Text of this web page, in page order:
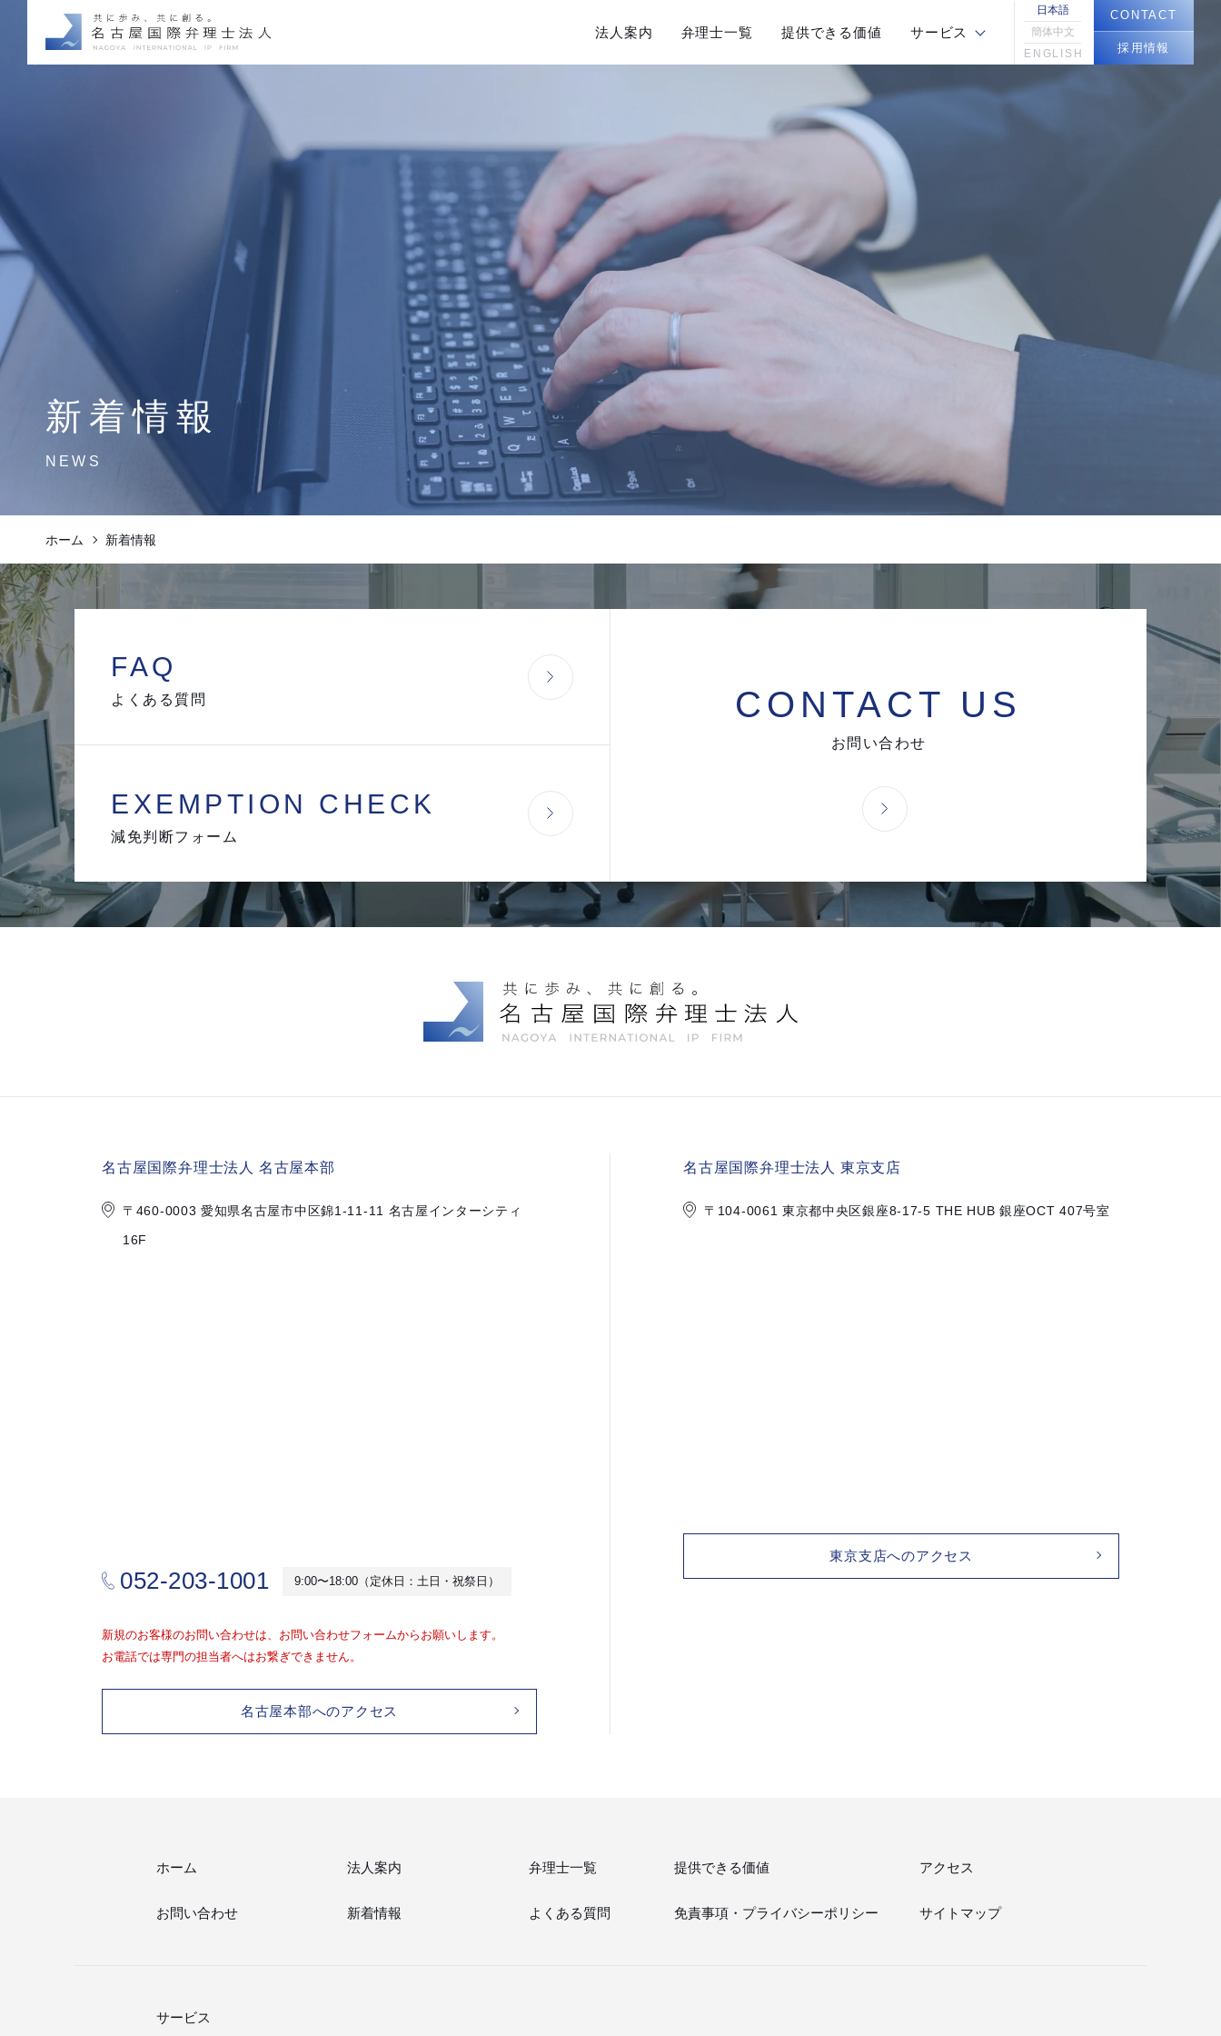
法人案内 弁理士一覧 提供できる価値 サービス
日本語
簡体中文
ENGLISH
CONTACT
採用情報
新着情報
NEWS
ホーム 新着情報
FAQ
よくある質問
EXEMPTION CHECK
減免判断フォーム
CONTACT US
お問い合わせ
名古屋国際弁理士法人 名古屋本部
〒460-0003 愛知県名古屋市中区錦1-11-11 名古屋インターシティ
16F
052-203-1001 9:00〜18:00（定休日：土日・祝祭日）
新規のお客様のお問い合わせは、お問い合わせフォームからお願いします。
お電話では専門の担当者へはお繋ぎできません。
名古屋本部へのアクセス
名古屋国際弁理士法人 東京支店
〒104-0061 東京都中央区銀座8-17-5 THE HUB 銀座OCT 407号室
東京支店へのアクセス
ホーム
お問い合わせ
法人案内
新着情報
弁理士一覧
よくある質問
提供できる価値
免責事項・ プライバシーポリシー
アクセス
サイトマップ
サービス